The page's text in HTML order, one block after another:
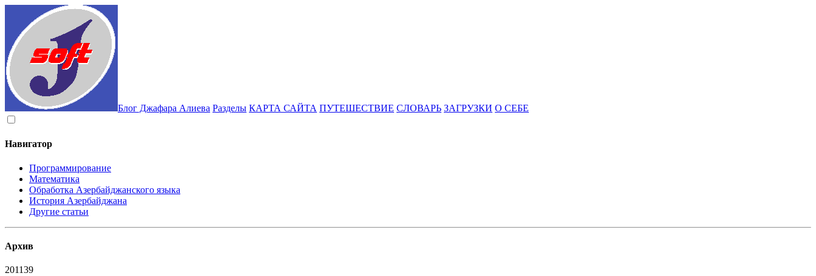
Блог Джафара Алиева Разделы КАРТА САЙТА ПУТЕШЕСТВИЕ СЛОВАРЬ ЗАГРУЗКИ О СЕБЕ
Навигатор
Программирование
Математика
Обработка Азербайджанского языка
История Азербайджана
Другие статьи
Архив
201139